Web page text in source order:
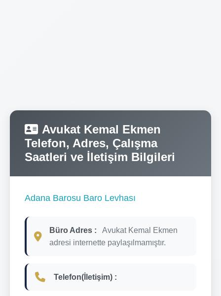
Avukat Kemal Ekmen
Telefon, Adres, Çalışma
Saatleri ve İletişim Bilgileri
Adana Barosu Baro Levhası
Büro Adres :
Avukat Kemal Ekmen
adresi internette paylaşılmamıştır.
Telefon(İletişim) :